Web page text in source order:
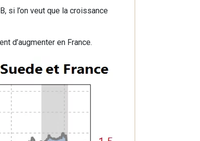
si l’on veut que la croissance
d’augmenter en France.